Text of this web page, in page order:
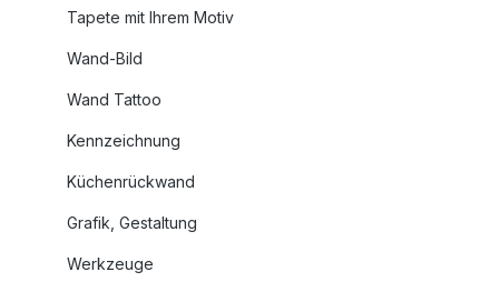
Tapete mit Ihrem Motiv
Wand-Bild
Wand Tattoo
Kennzeichnung
Küchenrückwand
Grafik, Gestaltung
Werkzeuge